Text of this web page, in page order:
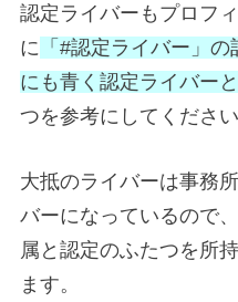
認定ライバーもプロフ
に 「#認定ライバー」
にも青く認定ライバー
つを参考にしてください
大抵のライバーは事務
バーになっているので
属と認定のふたつを所
ます。